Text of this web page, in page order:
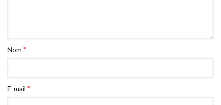
Nom *
E-mail *